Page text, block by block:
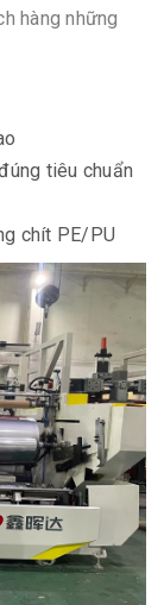
hàng những
tiêu chuẩn
chít PE/PU